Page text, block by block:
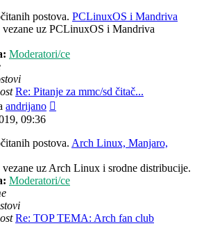
PCLinuxOS i Mandriva
uz PCLinuxOS i Mandriva
Moderatori/ce
Re: Pitanje za mmc/sd čitač...
andrijano
09:36
Arch Linux, Manjaro,
uz Arch Linux i srodne distribucije.
Moderatori/ce
Re: TOP TEMA: Arch fan club